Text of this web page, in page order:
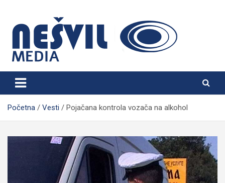
content
Nešvil Media Bogatić
Početna Vesti Pojačana kontrola vozača na alkohol